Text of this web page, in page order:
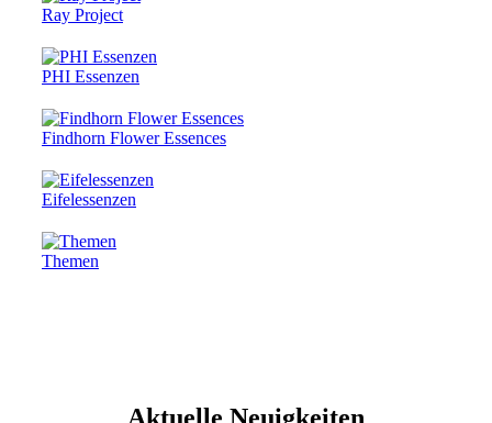
Ray Project
PHI Essenzen
Findhorn Flower Essences
Eifelessenzen
Themen
Aktuelle Neuigkeiten